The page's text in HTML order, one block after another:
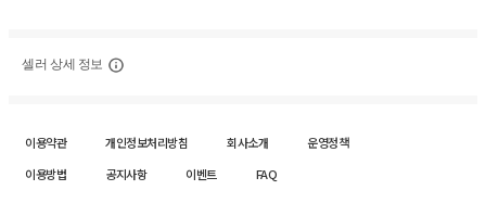
셀러 상세 정보
이용약관 개인정보처리방침 회사소개
운영정책
이용방법
공지사항 이벤트 FAQ